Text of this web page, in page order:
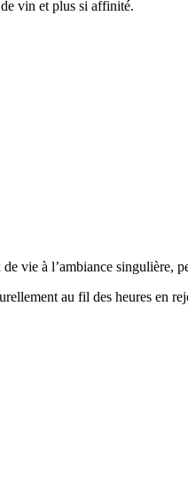
vin et plus si affinité.
vie à l’ambiance singulière,
au fil des heures en